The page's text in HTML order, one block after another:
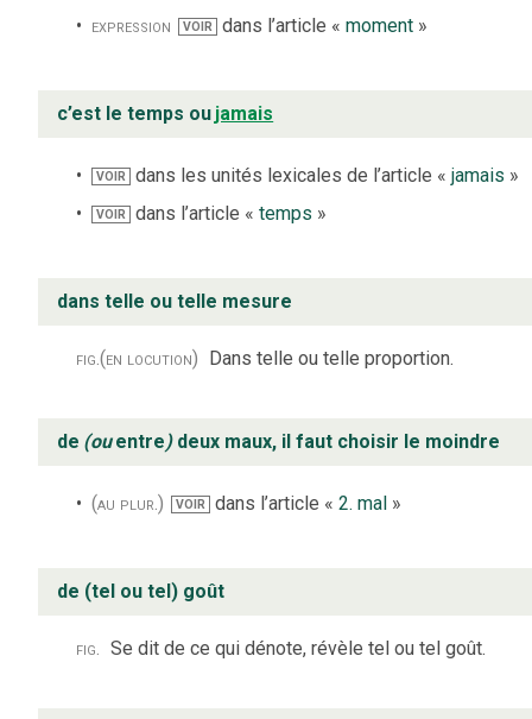
expression VOIR dans l’article « moment»
c’est le temps ou jamais
VOIR dans les unités lexicales de l’article «jamais »
VOIR dans l’article «temps »
dans telle ou telle mesure
fig.(en locution) Dans telle ou telle proportion.
de (ou entre) deux maux, il faut choisir le moindre
(au plur.) VOIR dans l’article « 2. mal »
de (tel ou tel) goût
fig. Se dit de ce qui dénote, révèle tel ou tel goût.